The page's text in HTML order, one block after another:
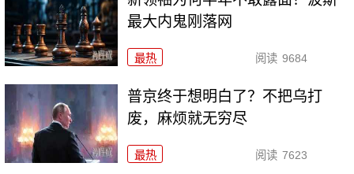
最大内鬼刚落网
最热 阅读 9684
普京终于想明白了？不把乌打
废，麻烦就无穷尽
最热 阅读 7623